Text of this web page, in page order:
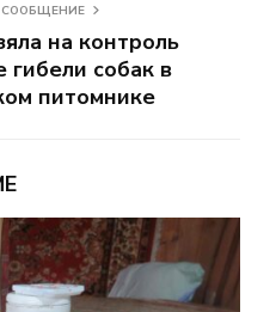
на контроль
гибели собак в
питомнике